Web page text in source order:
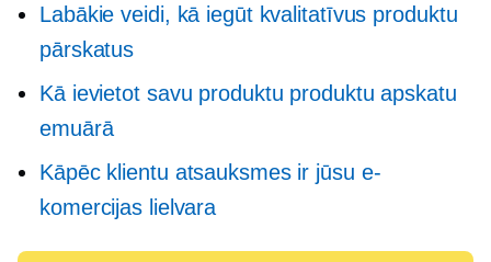
Labākie veidi, kā iegūt kvalitatīvus produktu
pārskatus
Kā ievietot savu produktu produktu apskatu
emuārā
Kāpēc klientu atsauksmes ir jūsu e-
komercijas lielvara